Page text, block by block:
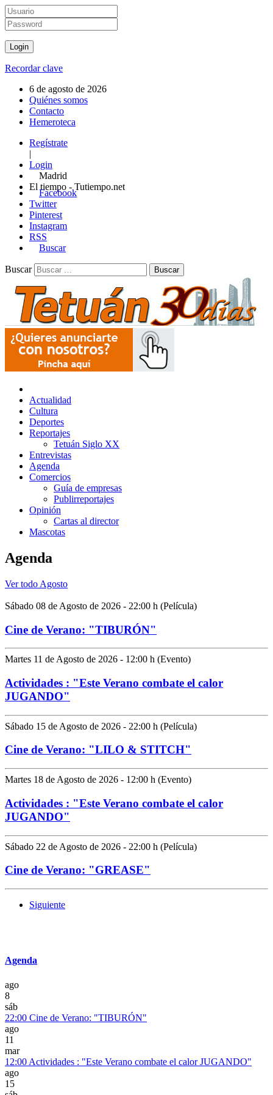
Recordar clave
6 de agosto de 2026
Quiénes somos
Contacto
Hemeroteca
Regístrate
|
Login
Madrid
El tiempo - Tutiempo.net
Facebook
Twitter
Pinterest
Instagram
RSS
Buscar
Buscar
Actualidad
Cultura
Deportes
Reportajes
Tetuán Siglo XX
Entrevistas
Agenda
Comercios
Guía de empresas
Publirreportajes
Opinión
Cartas al director
Mascotas
Agenda
Ver todo Agosto
Sábado 08 de Agosto de 2026 - 22:00 h (Película)
Cine de Verano: "TIBURÓN"
Martes 11 de Agosto de 2026 - 12:00 h (Evento)
Actividades : "Este Verano combate el calor
JUGANDO"
Sábado 15 de Agosto de 2026 - 22:00 h (Película)
Cine de Verano: "LILO & STITCH"
Martes 18 de Agosto de 2026 - 12:00 h (Evento)
Actividades : "Este Verano combate el calor
JUGANDO"
Sábado 22 de Agosto de 2026 - 22:00 h (Película)
Cine de Verano: "GREASE"
Siguiente
Agenda
ago
8
sáb
22:00 Cine de Verano: "TIBURÓN"
ago
11
mar
12:00 Actividades : "Este Verano combate el calor JUGANDO"
ago
15